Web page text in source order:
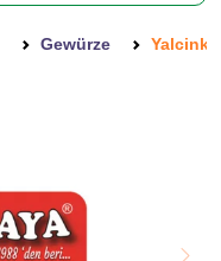
Gewürze